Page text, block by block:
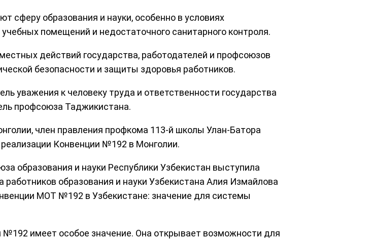
сферу образования и науки, особенно в условиях
помещений и недостаточного санитарного контроля.
действий государства, работодателей и профсоюзов
безопасности и защиты здоровья работников.
уважения к человеку труда и ответственности государства
профсоюза Таджикистана.
член правления профкома 113-й школы Улан-Батора
Конвенции №192 в Монголии.
образования и науки Республики Узбекистан выступила
образования и науки Узбекистана Алия Измайлова
МОТ №192 в Узбекистане: значение для системы
имеет особое значение. Она открывает возможности для